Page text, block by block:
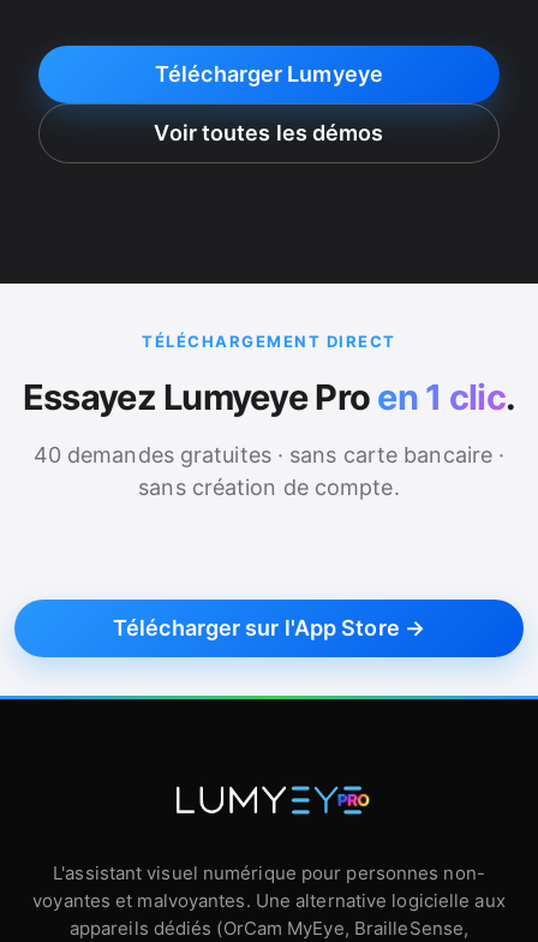
Télécharger Lumyeye
Voir toutes les démos
TÉLÉCHARGEMENT DIRECT
Essayez Lumyeye Pro en 1 clic.
40 demandes gratuites · sans carte bancaire ·
sans création de compte.
Télécharger sur l'App Store →
L'assistant visuel numérique pour personnes non-
voyantes et malvoyantes. Une alternative logicielle aux
appareils dédiés (OrCam MyEye, BrailleSense,